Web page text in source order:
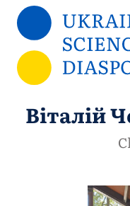
Перейти до основного
Віталій